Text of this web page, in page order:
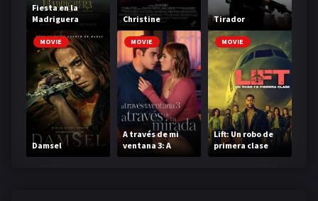
Fiesta en la
Madriguera
Christine Tirador
MOVIE
Damsel
MOVIE
A través de mi
ventana 3: A
través de tu
MOVIE
Lift: Un robo de
primera clase